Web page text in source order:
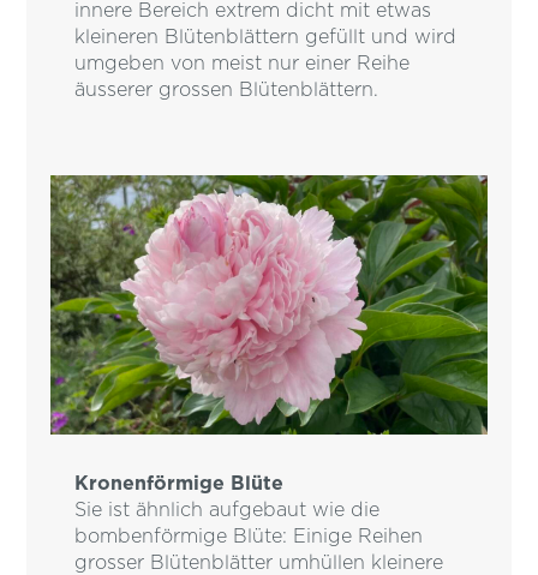
innere Bereich extrem dicht mit etwas
kleineren Blütenblättern gefüllt und wird
umgeben von meist nur einer Reihe
äusserer grossen Blütenblättern.
Kronenförmige Blüte
Sie ist ähnlich aufgebaut wie die
bombenförmige Blüte: Einige Reihen
grosser Blütenblätter umhüllen kleinere